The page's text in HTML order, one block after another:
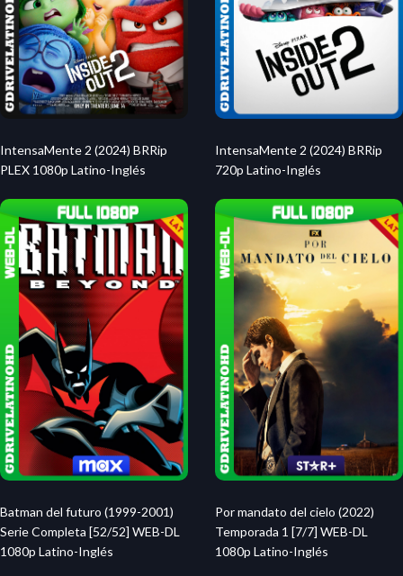
IntensaMente 2 (2024) BRRip
PLEX 1080p Latino-Inglés
IntensaMente 2 (2024) BRRip
720p Latino-Inglés
Batman del futuro (1999-2001)
Serie Completa [52/52] WEB-DL
1080p Latino-Inglés
Por mandato del cielo (2022)
Temporada 1 [7/7] WEB-DL
1080p Latino-Inglés